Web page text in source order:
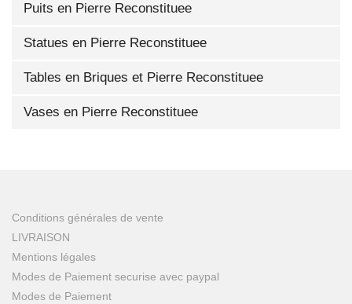
Puits en Pierre Reconstituee
Statues en Pierre Reconstituee
Tables en Briques et Pierre Reconstituee
Vases en Pierre Reconstituee
Conditions générales de vente
LIVRAISON
Mentions légales
Modes de Paiement securise avec paypal
Modes de Paiement